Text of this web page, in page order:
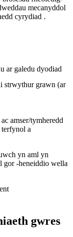
mecanyddol
cyrydiad .
ar galedu dyodiad
strwythur grawn (ar
amser/tymheredd
a
yn aml yn
gor -heneiddio wella
gwres